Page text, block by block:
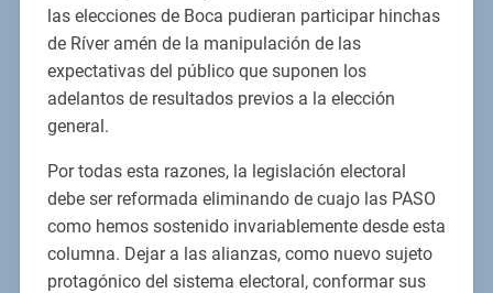
las elecciones de Boca pudieran participar hinchas
de Ríver amén de la manipulación de las
expectativas del público que suponen los
adelantos de resultados previos a la elección
general.
Por todas esta razones, la legislación electoral
debe ser reformada eliminando de cuajo las PASO
como hemos sostenido invariablemente desde esta
columna. Dejar a las alianzas, como nuevo sujeto
protagónico del sistema electoral, conformar sus